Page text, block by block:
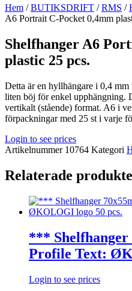
Hem /BUTIKSDRIFT /RMS /
A6 Portrait C-Pocket 0,4mm
Shelfhanger A6
plastic 25 pcs.
Detta är en hyllhängare i 0,4
liten böj för enkel upphängning.
vertikalt (stående) format. A6 i
förpackningar med 25 st i varje
Login to see prices
Artikelnummer 10764 Kategori
Relaterade
*** Shelfhanger
Profile Text:
Login to see prices